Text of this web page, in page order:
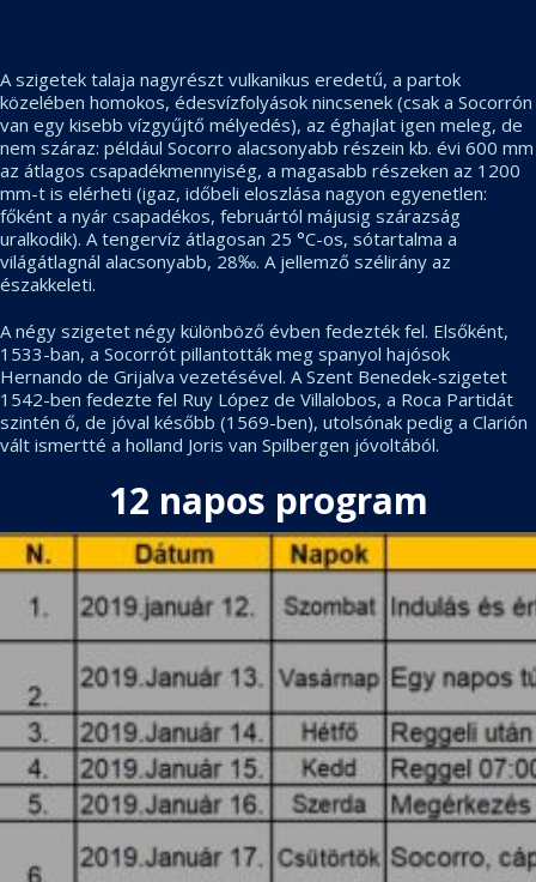
A szigetek talaja nagyrészt vulkanikus eredetű, a partok
közelében homokos, édesvízfolyások nincsenek (csak a Socorrón
van egy kisebb vízgyűjtő mélyedés), az éghajlat igen meleg, de
nem száraz: például Socorro alacsonyabb részein kb. évi 600 mm
az átlagos csapadékmennyiség, a magasabb részeken az 1200
mm-t is elérheti (igaz, időbeli eloszlása nagyon egyenetlen:
főként a nyár csapadékos, februártól májusig szárazság
uralkodik). A tengervíz átlagosan 25 °C-os, sótartalma a
világátlagnál alacsonyabb, 28‰. A jellemző szélirány az
északkeleti.
A négy szigetet négy különböző évben fedezték fel. Elsőként,
1533-ban, a Socorrót pillantották meg spanyol hajósok
Hernando de Grijalva vezetésével. A Szent Benedek-szigetet
1542-ben fedezte fel Ruy López de Villalobos, a Roca Partidát
szintén ő, de jóval később (1569-ben), utolsónak pedig a Clarión
vált ismertté a holland Joris van Spilbergen jóvoltából.
12 napos program